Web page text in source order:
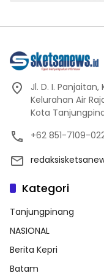
Jl. D. I.
Kelurahan Air
Kota
+62 851-7109-
Kategori
Tanjungpinang
NASIONAL
Berita Kepri
Batam